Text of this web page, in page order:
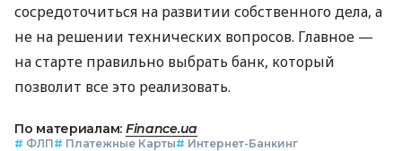
сосредоточиться на развитии собственного дела, а
не на решении технических вопросов. Главное —
на старте правильно выбрать банк, который
позволит все это реализовать.
По материалам: Finance.ua
# ФЛП# Платежные Карты# Интернет-Банкинг